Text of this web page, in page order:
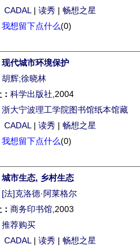
CADAL | 读秀 | 畅想之星
我想留下点什么(0)
现代城市环境保护
胡辉;徐晓林
科学出版社 ,2004
浙大宁波理工学院图书馆纸本馆藏
CADAL | 读秀 | 畅想之星
我想留下点什么(0)
城市生态, 乡村生态
[法]克洛德·阿莱格尔
商务印书馆 ,2003
推荐购买
CADAL | 读秀 | 畅想之星